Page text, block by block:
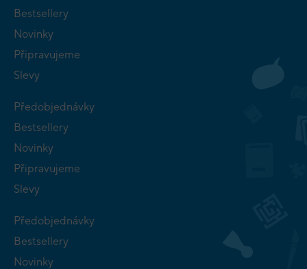
Bestsellery
Novinky
Připravujeme
Slevy
Předobjednávky
Bestsellery
Novinky
Připravujeme
Slevy
Předobjednávky
Bestsellery
Novinky